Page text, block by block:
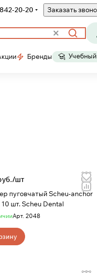
20-20 Заказать
Бренды
шт
пуговчатый Scheu-anchor
шт. Scheu Dental
Арт. 2048